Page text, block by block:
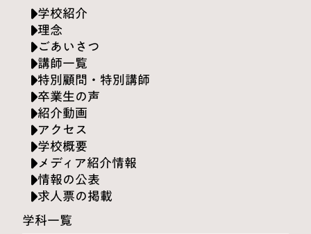
学校紹介
理念
ごあいさつ
講師一覧
特別顧問・特別講師
卒業生の声
紹介動画
アクセス
学校概要
メディア紹介情報
情報の公表
求人票の掲載
学科一覧